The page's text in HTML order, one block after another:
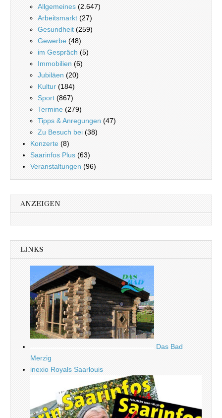
Allgemeines (2.647)
Arbeitsmarkt (27)
Gesundheit (259)
Gewerbe (48)
im Gespräch (5)
Immobilien (6)
Jubiläen (20)
Kultur (184)
Sport (867)
Termine (279)
Tipps & Anregungen (47)
Zu Besuch bei (38)
Konzerte (8)
Saarinfos Plus (63)
Veranstaltungen (96)
ANZEIGEN
LINKS
Das Bad
Merzig
inexio Royals Saarlouis